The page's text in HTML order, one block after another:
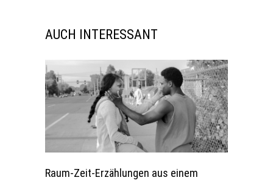
AUCH INTERESSANT
Raum-Zeit-Erzählungen aus einem